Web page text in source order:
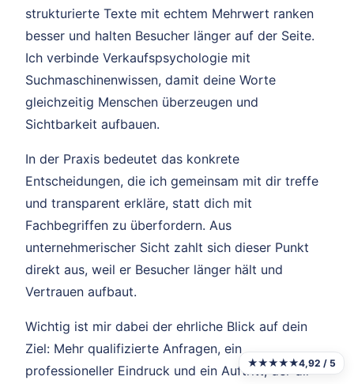
strukturierte Texte mit echtem Mehrwert ranken
besser und halten Besucher länger auf der Seite.
Ich verbinde Verkaufspsychologie mit
Suchmaschinenwissen, damit deine Worte
gleichzeitig Menschen überzeugen und
Sichtbarkeit aufbauen.
In der Praxis bedeutet das konkrete
Entscheidungen, die ich gemeinsam mit dir treffe
und transparent erkläre, statt dich mit
Fachbegriffen zu überfordern. Aus
unternehmerischer Sicht zahlt sich dieser Punkt
direkt aus, weil er Besucher länger hält und
Vertrauen aufbaut.
Wichtig ist mir dabei der ehrliche Blick auf dein
Ziel: Mehr qualifizierte Anfragen, ein
professioneller Eindruck und ein Auftritt, der dir
★★★★★4,92 / 5